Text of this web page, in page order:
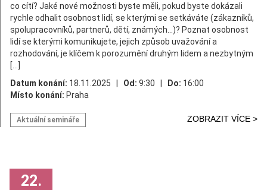
co cítí? Jaké nové možnosti byste měli, pokud byste dokázali
rychle odhalit osobnost lidí, se kterými se setkáváte (zákazníků,
spolupracovníků, partnerů, dětí, známých…)? Poznat osobnost
lidí se kterými komunikujete, jejich způsob uvažování a
rozhodování, je klíčem k porozumění druhým lidem a nezbytným
[…]
Datum konání: 18.11.2025 | Od: 9:30 | Do: 16:00
Místo konání: Praha
Aktuální semináře ZOBRAZIT VÍCE >
22.